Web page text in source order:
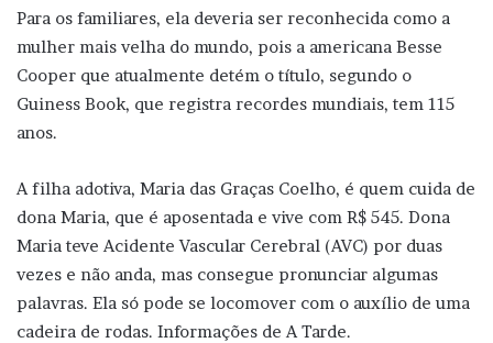
Para os familiares, ela deveria ser reconhecida como a
mulher mais velha do mundo, pois a americana Besse
Cooper que atualmente detém o título, segundo o
Guiness Book, que registra recordes mundiais, tem 115
anos.
A filha adotiva, Maria das Graças Coelho, é quem cuida de
dona Maria, que é aposentada e vive com R$ 545. Dona
Maria teve Acidente Vascular Cerebral (AVC) por duas
vezes e não anda, mas consegue pronunciar algumas
palavras. Ela só pode se locomover com o auxílio de uma
cadeira de rodas. Informações de A Tarde.